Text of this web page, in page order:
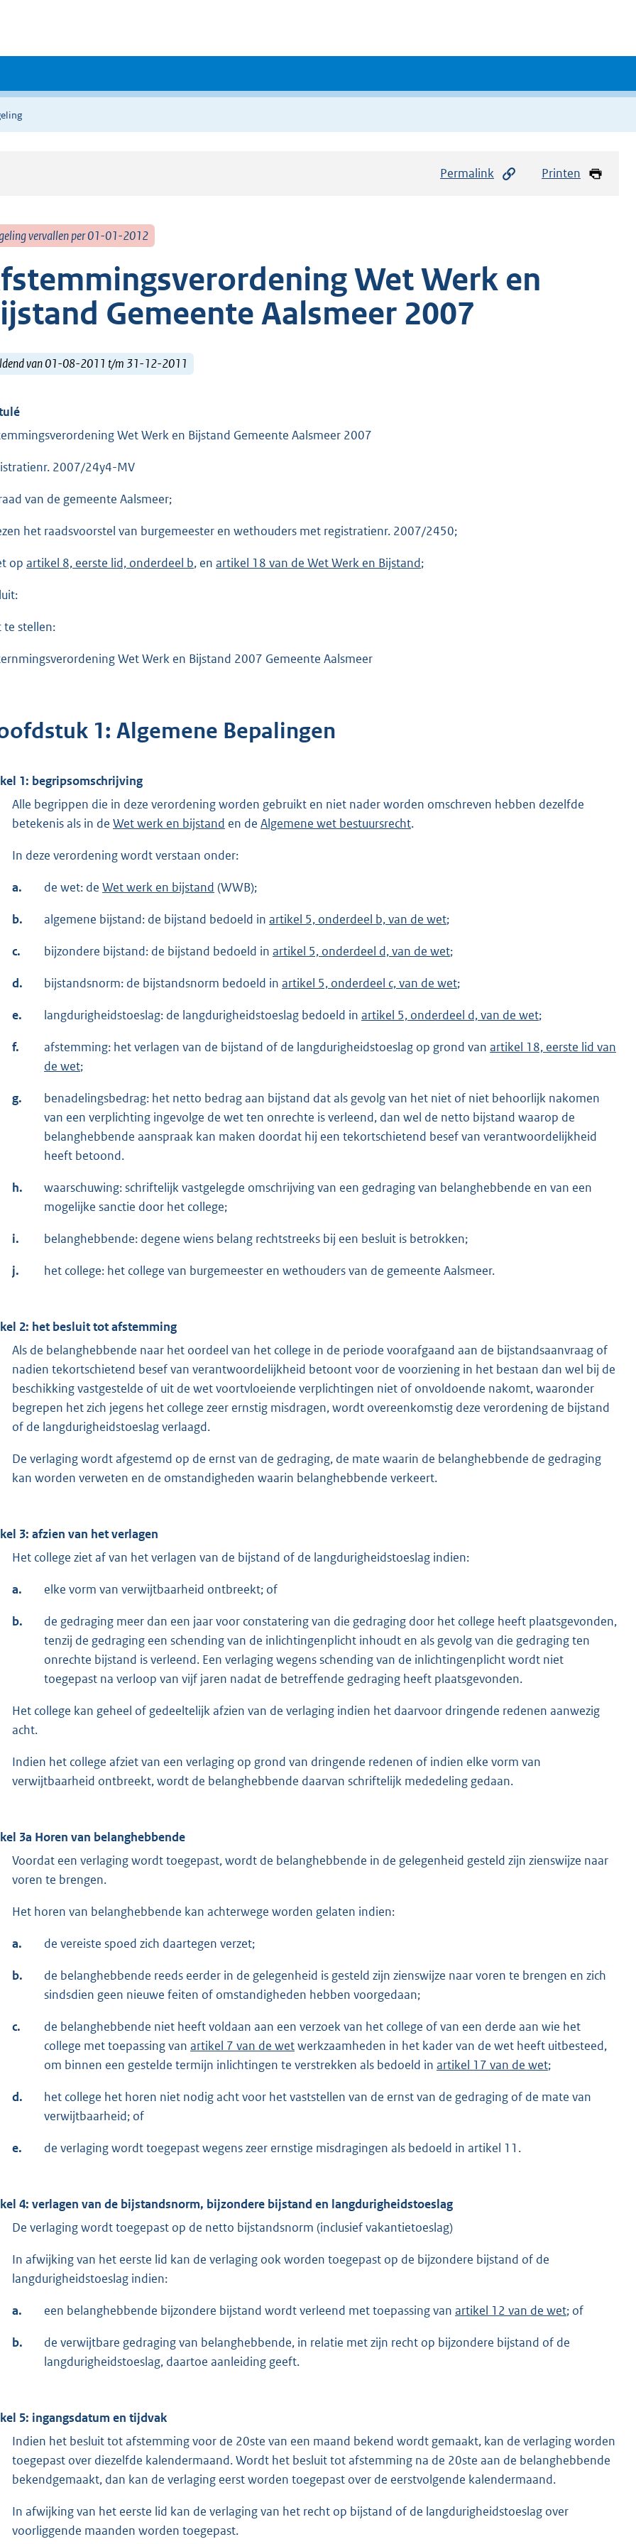
Permalink Printen
vervallen per 01-01-2012
Wet Werk en
Gemeente Aalsmeer 2007
van 01-08-2011 t/m 31-12-2011
Wet Werk en Bijstand Gemeente Aalsmeer 2007
2007/24y4-MV
van de gemeente Aalsmeer;
het raadsvoorstel van burgemeester en wethouders met registratienr. 2007/2450;
op artikel 8, eerste lid, onderdeel b, en artikel 18 van de Wet Werk en Bijstand;
te stellen:
Wet Werk en Bijstand 2007 Gemeente Aalsmeer
1: Algemene Bepalingen
1: begripsomschrijving
Alle begrippen die in deze verordening worden gebruikt en niet nader worden omschreven hebben dezelfde
betekenis als in de Wet werk en bijstand en de Algemene wet bestuursrecht.
In deze verordening wordt verstaan onder:
a. de wet: de Wet werk en bijstand (WWB);
b. algemene bijstand: de bijstand bedoeld in artikel 5, onderdeel b, van de wet;
c. bijzondere bijstand: de bijstand bedoeld in artikel 5, onderdeel d, van de wet;
d. bijstandsnorm: de bijstandsnorm bedoeld in artikel 5, onderdeel c, van de wet;
e. langdurigheidstoeslag: de langdurigheidstoeslag bedoeld in artikel 5, onderdeel d, van de wet;
f. afstemming: het verlagen van de bijstand of de langdurigheidstoeslag op grond van artikel 18, eerste lid van
de wet;
g.
benadelingsbedrag: het netto bedrag aan bijstand dat als gevolg van het niet of niet behoorlijk nakomen
van een verplichting ingevolge de wet ten onrechte is verleend, dan wel de netto bijstand waarop de
belanghebbende aanspraak kan maken doordat hij een tekortschietend besef van verantwoordelijkheid
heeft betoond.
h.
waarschuwing: schriftelijk vastgelegde omschrijving van een gedraging van belanghebbende en van een
mogelijke sanctie door het college;
i. belanghebbende: degene wiens belang rechtstreeks bij een besluit is betrokken;
j. het college: het college van burgemeester en wethouders van de gemeente Aalsmeer.
2: het besluit tot afstemming
Als de belanghebbende naar het oordeel van het college in de periode voorafgaand aan de bijstandsaanvraag of
nadien tekortschietend besef van verantwoordelijkheid betoont voor de voorziening in het bestaan dan wel bij de
beschikking vastgestelde of uit de wet voortvloeiende verplichtingen niet of onvoldoende nakomt, waaronder
begrepen het zich jegens het college zeer ernstig misdragen, wordt overeenkomstig deze verordening de bijstand
of de langdurigheidstoeslag verlaagd.
De verlaging wordt afgestemd op de ernst van de gedraging, de mate waarin de belanghebbende de gedraging
kan worden verweten en de omstandigheden waarin belanghebbende verkeert.
3: afzien van het verlagen
Het college ziet af van het verlagen van de bijstand of de langdurigheidstoeslag indien:
a. elke vorm van verwijtbaarheid ontbreekt; of
b.
de gedraging meer dan een jaar voor constatering van die gedraging door het college heeft plaatsgevonden,
tenzij de gedraging een schending van de inlichtingenplicht inhoudt en als gevolg van die gedraging ten
onrechte bijstand is verleend. Een verlaging wegens schending van de inlichtingenplicht wordt niet
toegepast na verloop van vijf jaren nadat de betreffende gedraging heeft plaatsgevonden.
Het college kan geheel of gedeeltelijk afzien van de verlaging indien het daarvoor dringende redenen aanwezig
acht.
Indien het college afziet van een verlaging op grond van dringende redenen of indien elke vorm van
verwijtbaarheid ontbreekt, wordt de belanghebbende daarvan schriftelijk mededeling gedaan.
3a Horen van belanghebbende
Voordat een verlaging wordt toegepast, wordt de belanghebbende in de gelegenheid gesteld zijn zienswijze naar
voren te brengen.
Het horen van belanghebbende kan achterwege worden gelaten indien:
a. de vereiste spoed zich daartegen verzet;
b.
de belanghebbende reeds eerder in de gelegenheid is gesteld zijn zienswijze naar voren te brengen en zich
sindsdien geen nieuwe feiten of omstandigheden hebben voorgedaan;
c.
de belanghebbende niet heeft voldaan aan een verzoek van het college of van een derde aan wie het
college met toepassing van artikel 7 van de wetwerkzaamheden in het kader van de wet heeft uitbesteed,
om binnen een gestelde termijn inlichtingen te verstrekken als bedoeld in artikel 17 van de wet;
d.
het college het horen niet nodig acht voor het vaststellen van de ernst van de gedraging of de mate van
verwijtbaarheid; of
e. de verlaging wordt toegepast wegens zeer ernstige misdragingen als bedoeld in artikel 11.
4: verlagen van de bijstandsnorm, bijzondere bijstand en langdurigheidstoeslag
De verlaging wordt toegepast op de netto bijstandsnorm (inclusief vakantietoeslag)
In afwijking van het eerste lid kan de verlaging ook worden toegepast op de bijzondere bijstand of de
langdurigheidstoeslag indien:
a. een belanghebbende bijzondere bijstand wordt verleend met toepassing van artikel 12 van de wet; of
b.
de verwijtbare gedraging van belanghebbende, in relatie met zijn recht op bijzondere bijstand of de
langdurigheidstoeslag, daartoe aanleiding geeft.
5: ingangsdatum en tijdvak
Indien het besluit tot afstemming voor de 20ste van een maand bekend wordt gemaakt, kan de verlaging worden
toegepast over diezelfde kalendermaand. Wordt het besluit tot afstemming na de 20ste aan de belanghebbende
bekendgemaakt, dan kan de verlaging eerst worden toegepast over de eerstvolgende kalendermaand.
In afwijking van het eerste lid kan de verlaging van het recht op bijstand of de langdurigheidstoeslag over
voorliggende maanden worden toegepast.